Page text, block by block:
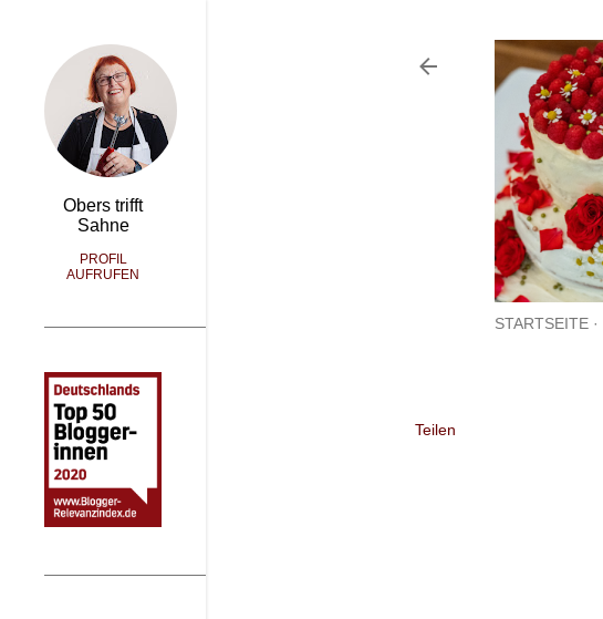
STARTSEITE
Teilen
Obers trifft
Sahne
PROFIL
AUFRUFEN